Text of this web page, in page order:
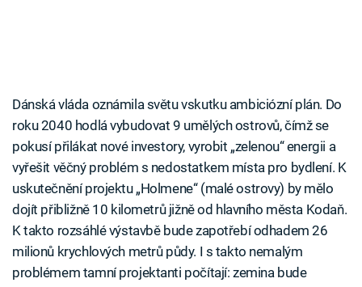
Dánská vláda oznámila světu vskutku ambiciózní plán. Do
roku 2040 hodlá vybudovat 9 umělých ostrovů, čímž se
pokusí přilákat nové investory, vyrobit „zelenou“ energii a
vyřešit věčný problém s nedostatkem místa pro bydlení. K
uskutečnění projektu „Holmene“ (malé ostrovy) by mělo
dojít přibližně 10 kilometrů jižně od hlavního města Kodaň.
K takto rozsáhlé výstavbě bude zapotřebí odhadem 26
milionů krychlových metrů půdy. I s takto nemalým
problémem tamní projektanti počítají: zemina bude